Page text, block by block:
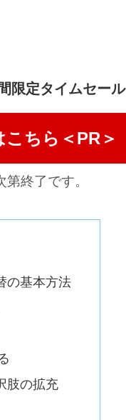
限定タイムセール
ちら＜PR＞
終了です。
の基本方法
肢の拡充